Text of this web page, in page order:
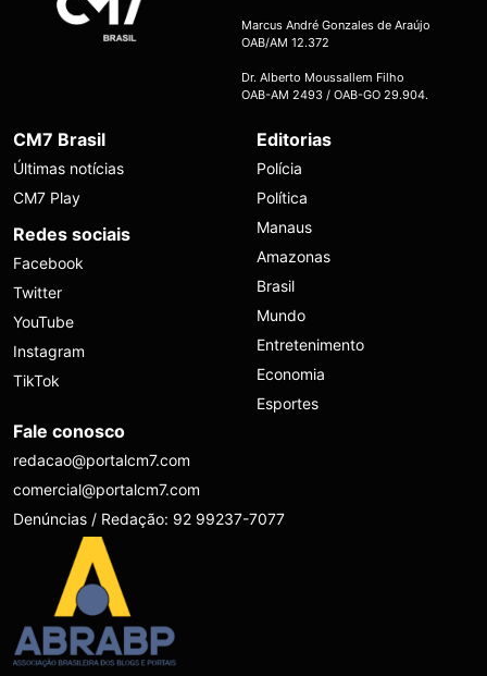
Marcus André Gonzales de Araújo
OAB/AM 12.372
Dr. Alberto Moussallem Filho
OAB-AM 2493 / OAB-GO 29.904.
CM7 Brasil
Últimas notícias
CM7 Play
Redes sociais
Facebook
Twitter
YouTube
Instagram
TikTok
Editorias
Polícia
Política
Manaus
Amazonas
Brasil
Mundo
Entretenimento
Economia
Esportes
Fale conosco
redacao@portalcm7.com
comercial@portalcm7.com
Denúncias / Redação: 92 99237-7077